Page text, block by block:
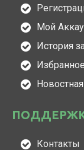
Мой
История
Избранное
Контакты